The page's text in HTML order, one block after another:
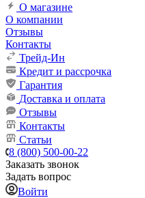
О магазине
О компании
Отзывы
Контакты
Трейд-Ин
Кредит и рассрочка
Гарантия
Доставка и оплата
Отзывы
Контакты
Статьи
8 (800) 500-00-22
Заказать звонок
Задать вопрос
Войти